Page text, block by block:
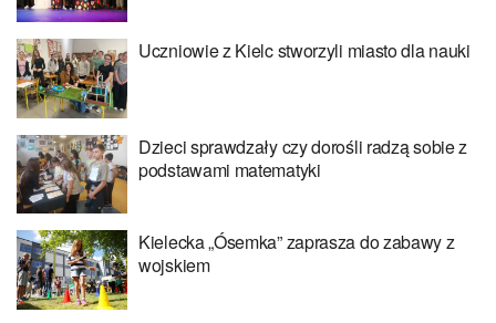
Uczniowie z Kielc stworzyli miasto dla nauki
Dzieci sprawdzały czy dorośli radzą sobie z
podstawami matematyki
Kielecka „Ósemka” zaprasza do zabawy z
wojskiem